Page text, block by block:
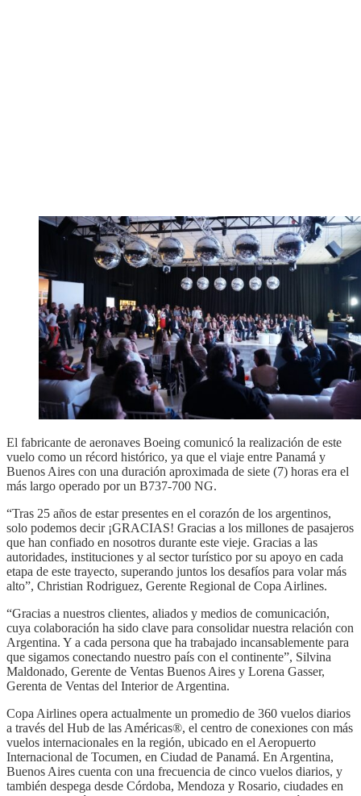
El fabricante de aeronaves Boeing comunicó la realización de este
vuelo como un récord histórico, ya que el viaje entre Panamá y
Buenos Aires con una duración aproximada de siete (7) horas era el
más largo operado por un B737-700 NG.
“Tras 25 años de estar presentes en el corazón de los argentinos,
solo podemos decir ¡GRACIAS! Gracias a los millones de pasajeros
que han confiado en nosotros durante este vieje. Gracias a las
autoridades, instituciones y al sector turístico por su apoyo en cada
etapa de este trayecto, superando juntos los desafíos para volar más
alto”, Christian Rodriguez, Gerente Regional de Copa Airlines.
“Gracias a nuestros clientes, aliados y medios de comunicación,
cuya colaboración ha sido clave para consolidar nuestra relación con
Argentina. Y a cada persona que ha trabajado incansablemente para
que sigamos conectando nuestro país con el continente”, Silvina
Maldonado, Gerente de Ventas Buenos Aires y Lorena Gasser,
Gerenta de Ventas del Interior de Argentina.
Copa Airlines opera actualmente un promedio de 360 vuelos diarios
a través del Hub de las Américas®, el centro de conexiones con más
vuelos internacionales en la región, ubicado en el Aeropuerto
Internacional de Tocumen, en Ciudad de Panamá. En Argentina,
Buenos Aires cuenta con una frecuencia de cinco vuelos diarios, y
también despega desde Córdoba, Mendoza y Rosario, ciudades en